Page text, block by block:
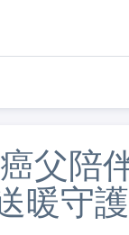
父陪
暖守